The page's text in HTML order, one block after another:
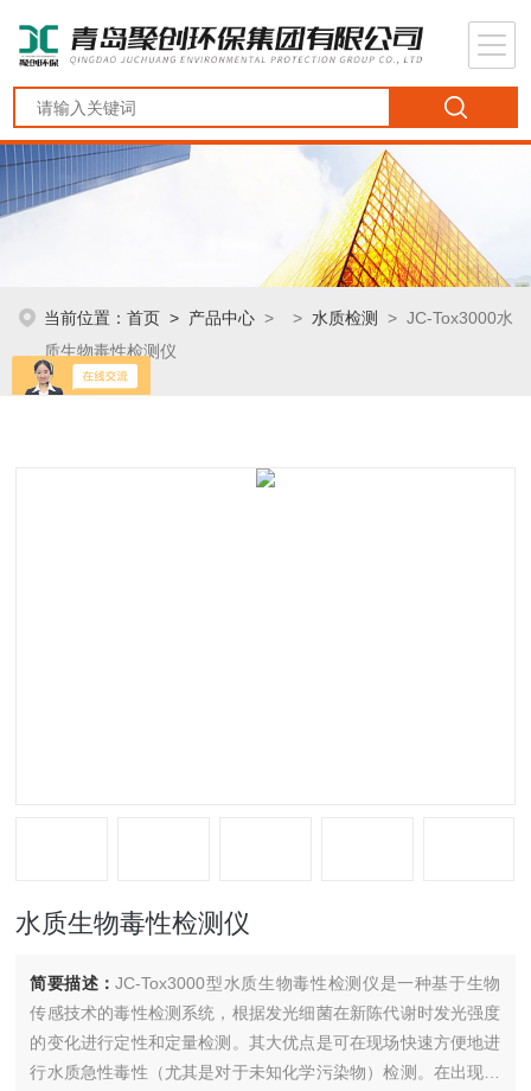
当前位置：首页 > 产品中心 > >水质检测
> JC-Tox3000水
质生物毒性检测仪
水质生物毒性检测仪
简要描述：JC-Tox3000型水质生物毒性检测仪是一种基于生物
传感技术的毒性检测系统，根据发光细菌在新陈代谢时发光强度
的变化进行定性和定量检测。其大优点是可在现场快速方便地进
行水质急性毒性（尤其是对于未知化学污染物）检测。在出现水